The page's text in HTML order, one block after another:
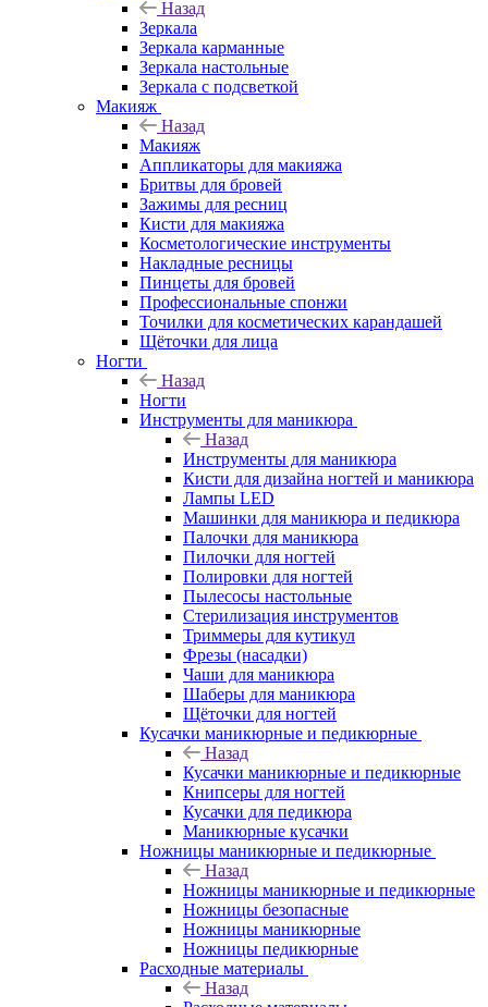
Назад
Зеркала
Зеркала карманные
Зеркала настольные
Зеркала с подсветкой
Макияж
Назад
Макияж
Аппликаторы для макияжа
Бритвы для бровей
Зажимы для ресниц
Кисти для макияжа
Косметологические инструменты
Накладные ресницы
Пинцеты для бровей
Профессиональные спонжи
Точилки для косметических карандашей
Щёточки для лица
Ногти
Назад
Ногти
Инструменты для маникюра
Назад
Инструменты для маникюра
Кисти для дизайна ногтей и маникюра
Лампы LED
Машинки для маникюра и педикюра
Палочки для маникюра
Пилочки для ногтей
Полировки для ногтей
Пылесосы настольные
Стерилизация инструментов
Триммеры для кутикул
Фрезы (насадки)
Чаши для маникюра
Шаберы для маникюра
Щёточки для ногтей
Кусачки маникюрные и педикюрные
Назад
Кусачки маникюрные и педикюрные
Книпсеры для ногтей
Кусачки для педикюра
Маникюрные кусачки
Ножницы маникюрные и педикюрные
Назад
Ножницы маникюрные и педикюрные
Ножницы безопасные
Ножницы маникюрные
Ножницы педикюрные
Расходные материалы
Назад